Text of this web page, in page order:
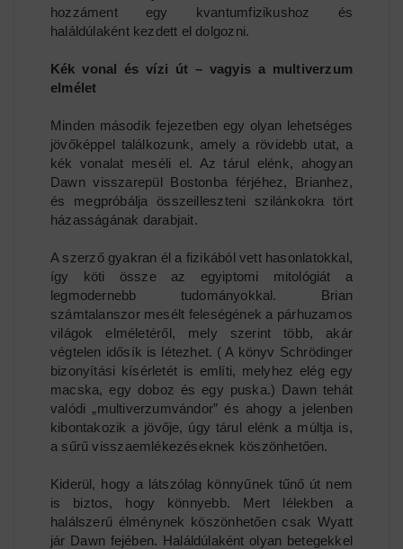
hozzáment egy kvantumfizikushoz és
haláldúlaként kezdett el dolgozni.
Kék vonal és vízi út – vagyis a multiverzum
elmélet
Minden második fejezetben egy olyan lehetséges
jövőképpel találkozunk, amely a rövidebb utat, a
kék vonalat meséli el. Az tárul elénk, ahogyan
Dawn visszarepül Bostonba férjéhez, Brianhez,
és megpróbálja összeilleszteni szilánkokra tört
házasságának darabjait.
A szerző gyakran él a fizikából vett hasonlatokkal,
így köti össze az egyiptomi mitológiát a
legmodernebb tudományokkal. Brian
számtalanszor mesélt feleségének a párhuzamos
világok elméletéről, mely szerint több, akár
végtelen idősík is létezhet. ( A könyv Schrödinger
bizonyítási kísérletét is említi, melyhez elég egy
macska, egy doboz és egy puska.) Dawn tehát
valódi „multiverzumvándor” és ahogy a jelenben
kibontakozik a jövője, úgy tárul elénk a múltja is,
a sűrű visszaemlékezéseknek köszönhetően.
Kiderül, hogy a látszólag könnyűnek tűnő út nem
is biztos, hogy könnyebb. Mert lélekben a
halálszerű élménynek köszönhetően csak Wyatt
jár Dawn fejében. Haláldúlaként olyan betegekkel